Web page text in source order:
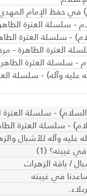
في حفظ الإمام
- سلسلة العترة
- سلسلة العترة
العترة الطاهرة -
- سلسلة العترة
وآله) - سلسلة
- سلسلة
- سلسلة العترة
وآله للأشبال
غيبته؟ (1)
/ باقة الزهرات
في غيبته